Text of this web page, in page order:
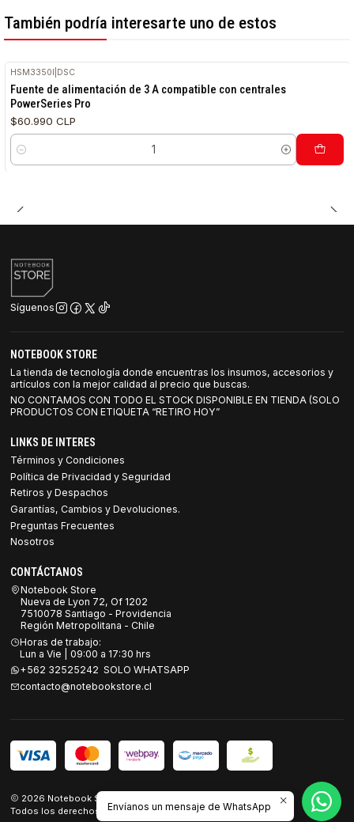
También podría interesarte uno de estos
HSM3350I DSC
Fuente de alimentación de 3 A compatible con centrales
PowerSeries Pro
$60.990 CLP
Cantidad
Síguenos
NOTEBOOK STORE
La tienda de tecnología donde encuentras los insumos, accesorios y
artículos con la mejor calidad al precio que buscas.
NO CONTAMOS CON TODO EL STOCK DISPONIBLE EN TIENDA (SOLO
PRODUCTOS CON ETIQUETA “RETIRO HOY”
LINKS DE INTERES
Términos y Condiciones
Política de Privacidad y Seguridad
Retiros y Despachos
Garantías, Cambios y Devoluciones.
Preguntas Frecuentes
Nosotros
CONTÁCTANOS
Notebook Store
Nueva de Lyon 72, Of 1202
7510078 Santiago - Providencia
Región Metropolitana - Chile
Horas de trabajo:
Lun a Vie | 09:00 a 17:30 hrs
+562 32525242 SOLO WHATSAPP
contacto@notebookstore.cl
2026 Notebook Store.
Todos los derechos reservados.Desarrollado por Jumpseller
Envíanos un mensaje de WhatsApp